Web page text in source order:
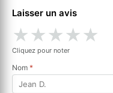
Laisser un avis
★★★★★
Cliquez pour noter
Nom *